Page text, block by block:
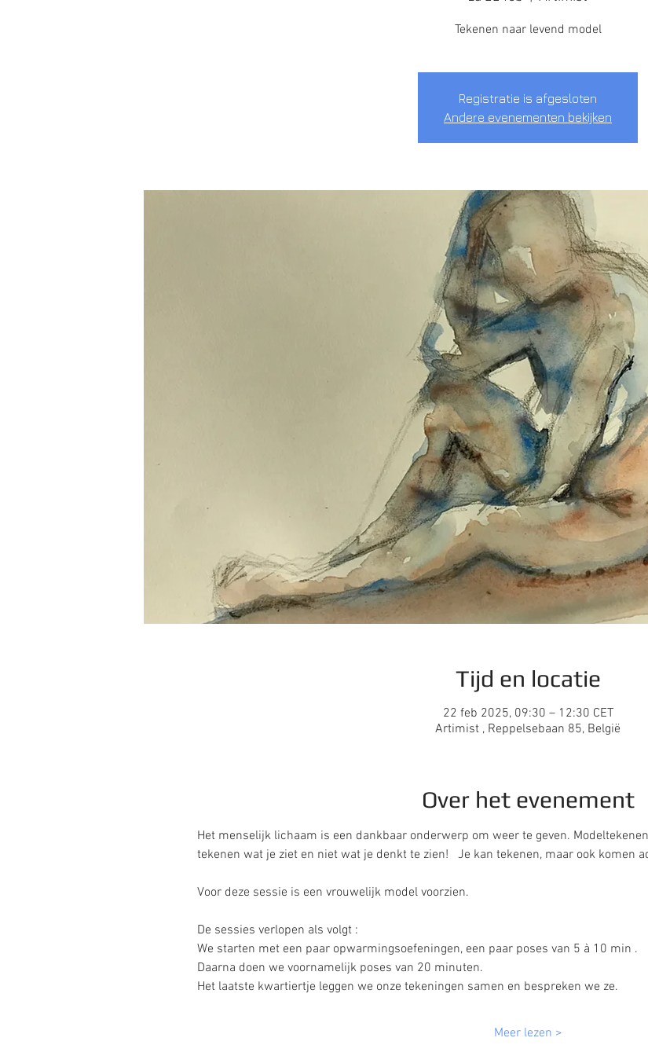
Tekenen naar levend model
Registratie is afgesloten
Andere evenementen bekijken
Tijd en locatie
22 feb 2025, 09:30 – 12:30 CET
Artimist , Reppelsebaan 85, België
Over het evenement
Het menselijk lichaam is een dankbaar onderwerp om weer te geven.
tekenen wat je ziet en niet wat je denkt te zien!   Je kan tekenen, maar ook komen
Voor deze sessie is een vrouwelijk model voorzien.
De sessies verlopen als volgt :
We starten met een paar opwarmingsoefeningen, een paar poses van 5 à 10 min .
Daarna doen we voornamelijk poses van 20 minuten.
Het laatste kwartiertje leggen we onze tekeningen samen en bespreken we ze.
Meer lezen >